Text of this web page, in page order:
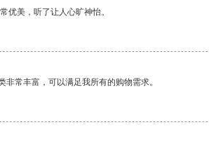
优美，听了让人心旷神怡。
非常丰富，可以满足我所有的购物需求。